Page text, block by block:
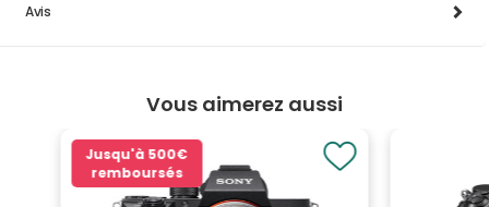
Avis
Vous aimerez aussi
Jusqu'à 500€
remboursés